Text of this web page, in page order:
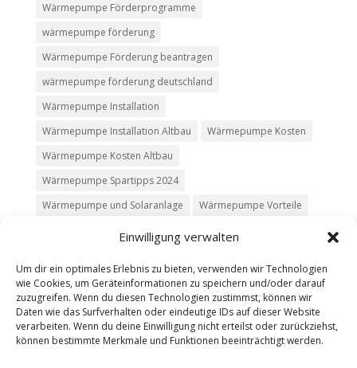
Einwilligung verwalten
Um dir ein optimales Erlebnis zu bieten, verwenden wir Technologien
wie Cookies, um Geräteinformationen zu speichern und/oder darauf
zuzugreifen. Wenn du diesen Technologien zustimmst, können wir
Daten wie das Surfverhalten oder eindeutige IDs auf dieser Website
verarbeiten. Wenn du deine Einwilligung nicht erteilst oder zurückziehst,
können bestimmte Merkmale und Funktionen beeinträchtigt werden.
Wärmepumpe Förderprogramme
wärmepumpe förderung
Wärmepumpe Förderung beantragen
wärmepumpe förderung deutschland
Wärmepumpe Installation
Wärmepumpe Installation Altbau
Wärmepumpe Kosten
Wärmepumpe Kosten Altbau
Wärmepumpe Spartipps 2024
Wärmepumpe und Solaranlage
Wärmepumpe Vorteile
Kontakt Impressum
Datenschutz
Werbung buchen
AGB
Copyright 2025-2026 | Web24 Consulting AVO UG |